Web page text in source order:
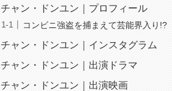
チャン・ドンユン｜プロフィール
コンビニ強盗を捕まえて芸能界入り!?
チャン・ドンユン｜インスタグラム
チャン・ドンユン｜出演ドラマ
チャン・ドンユン｜出演映画